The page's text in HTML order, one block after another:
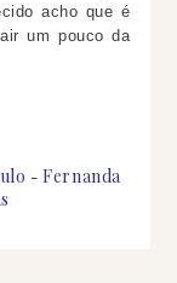
acho que é
um pouco da
Fernanda